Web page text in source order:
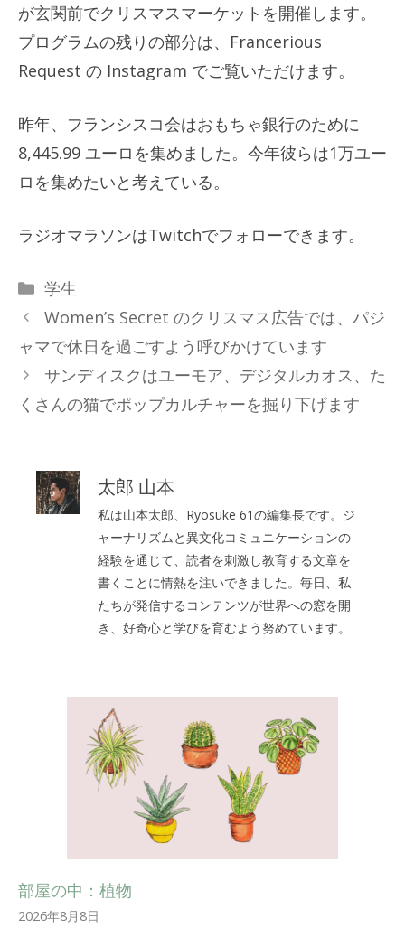
が玄関前でクリスマスマーケットを開催します。
プログラムの残りの部分は、Francerious
Request の Instagram でご覧いただけます。
昨年、フランシスコ会はおもちゃ銀行のために
8,445.99 ユーロを集めました。今年彼らは1万ユー
ロを集めたいと考えている。
ラジオマラソンはTwitchでフォローできます。
カ
テ
リ
ー
学生
Women’s Secret のクリスマス広告では、パジ
ャマで休日を過ごすよう呼びかけています
サンディスクはユーモア、デジタルカオス、た
くさんの猫でポップカルチャーを掘り下げます
太郎 山本
私は山本太郎、Ryosuke 61の編集長です。ジ
ャーナリズムと異文化コミュニケーションの
経験を通じて、読者を刺激し教育する文章を
書くことに情熱を注いできました。毎日、私
たちが発信するコンテンツが世界への窓を開
き、好奇心と学びを育むよう努めています。
部屋の中：植物
2026年8月8日